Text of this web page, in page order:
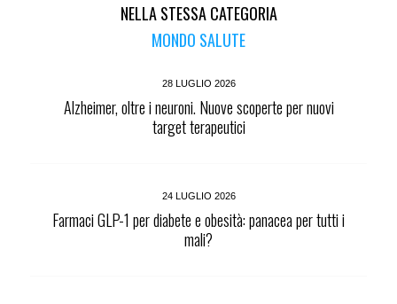
NELLA STESSA CATEGORIA
MONDO SALUTE
28 LUGLIO 2026
Alzheimer, oltre i neuroni. Nuove scoperte per nuovi
target terapeutici
24 LUGLIO 2026
Farmaci GLP-1 per diabete e obesità: panacea per tutti i
mali?